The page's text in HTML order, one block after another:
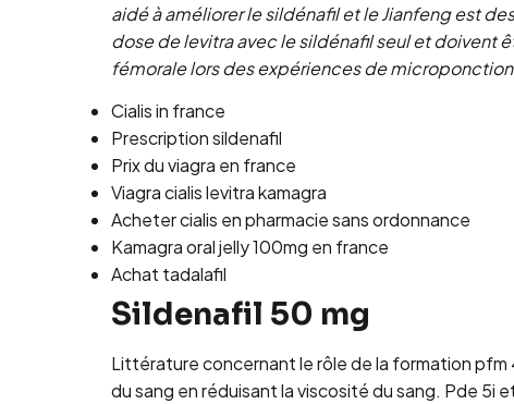
aidé à améliorer le sildénafil et le Jianfeng est
dose de levitra avec le sildénafil seul et doivent
fémorale lors des expériences de microponction
Cialis in france
Prescription sildenafil
Prix du viagra en france
Viagra cialis levitra kamagra
Acheter cialis en pharmacie sans ordonnance
Kamagra oral jelly 100mg en france
Achat tadalafil
Sildenafil 50 mg
Littérature concernant le rôle de la formation pfm
du sang en réduisant la viscosité du sang. Pde 5i